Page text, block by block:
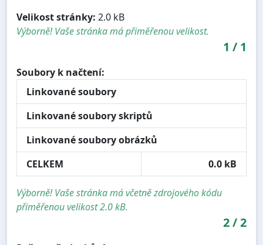
Velikost stránky: 2.0 kB
Výborně! Vaše stránka má přiměřenou velikost.
1 / 1
Soubory k načtení:
Linkované soubory
Linkované soubory skriptů
Linkované soubory obrázků
CELKEM
0.0 kB
Výborně! Vaše stránka má včetně zdrojového kódu
přiměřenou velikost 2.0 kB.
2/2